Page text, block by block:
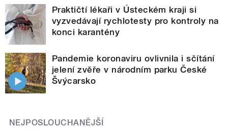
Praktičtí lékaři v Ústeckém kraji si
vyzvedávají rychlotesty pro kontroly na
konci karantény
Pandemie koronaviru ovlivnila i sčítání
jelení zvěře v národním parku České
Švýcarsko
NEJPOSLOUCHANĚJŠÍ